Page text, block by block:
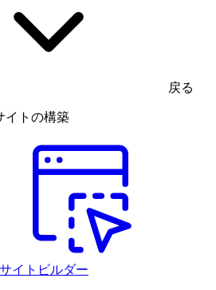
戻る
イトの構築
イトビルダー